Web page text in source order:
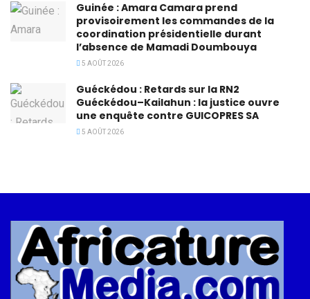
Guinée : Amara Camara prend
provisoirement les commandes de la
coordination présidentielle durant
l’absence de Mamadi Doumbouya
5 AOÛT 2026
Guéckédou : Retards sur la RN2
Guéckédou–Kailahun : la justice ouvre
une enquête contre GUICOPRES SA
5 AOÛT 2026